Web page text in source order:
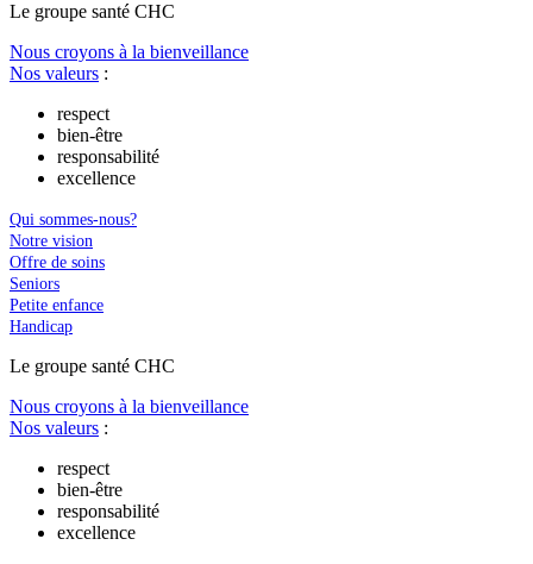
Le groupe santé CHC
Nous croyons à la bienveillance
Nos valeurs :
respect
bien-être
responsabilité
excellence
Qui sommes-nous?
Notre vision
Offre de soins
Seniors
Petite enfance
Handicap
Le groupe santé CHC
Nous croyons à la bienveillance
Nos valeurs :
respect
bien-être
responsabilité
excellence